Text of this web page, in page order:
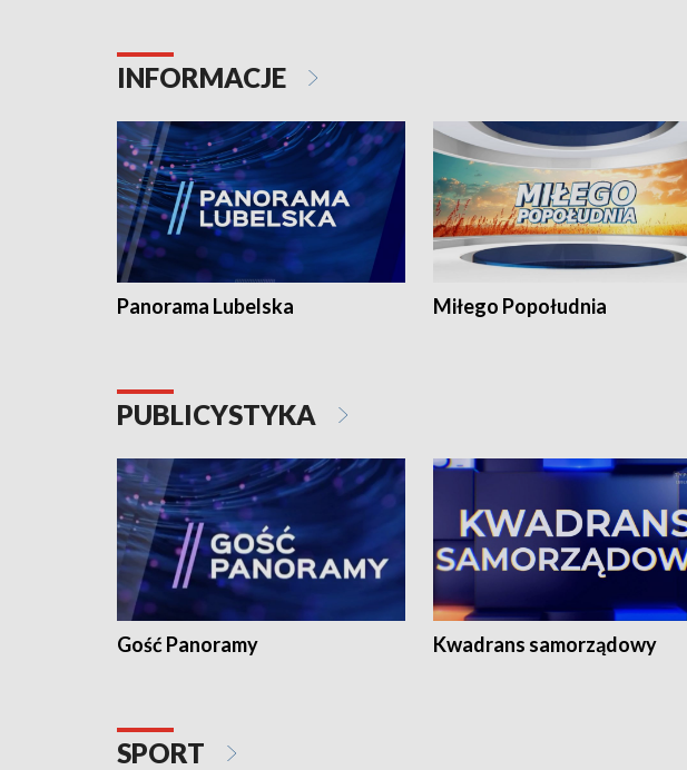
INFORMACJE
Panorama Lubelska Miłego Popołudnia
PUBLICYSTYKA
Gość Panoramy Kwadrans samorządowy
SPORT